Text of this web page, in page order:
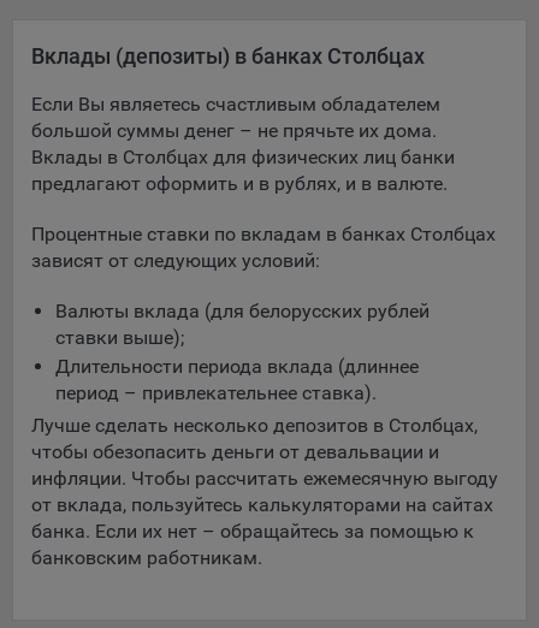
сервис показа контекстной рекламы. Адрес: Yandex
Europe AG, Werftestrasse 4, CH-6005 Luzern, Switzerland.
Google Ads - сервис показа контекстной рекламы,
предоставляемый компанией Google Ireland Ltd, Gordon
House Barrow Street Dublin 4, D04E5W5 Ireland.
Сохранить мои изменения
Вклады (депозиты) в банках Столбцах
Если Вы являетесь счастливым обладателем
большой суммы денег – не прячьте их дома.
Вклады в Столбцах для физических лиц банки
предлагают оформить и в рублях, и в валюте.
Процентные ставки по вкладам в банках Столбцах
зависят от следующих условий:
Валюты вклада (для белорусских рублей
ставки выше);
Длительности периода вклада (длиннее
период – привлекательнее ставка).
Лучше сделать несколько депозитов в Столбцах,
чтобы обезопасить деньги от девальвации и
инфляции. Чтобы рассчитать ежемесячную выгоду
от вклада, пользуйтесь калькуляторами на сайтах
банка. Если их нет – обращайтесь за помощью к
банковским работникам.